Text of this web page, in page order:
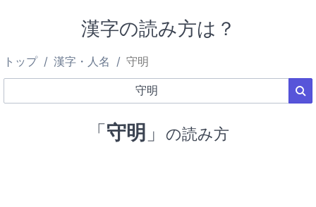
漢字の読み方は？
トップ 漢字・人名 守明
「守明 」 の読み方